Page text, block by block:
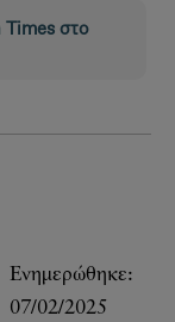
Times στο
Ενημερώθηκε:
07/02/2025